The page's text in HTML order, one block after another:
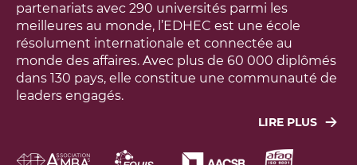
partenariats avec 290 universités parmi les
meilleures au monde, l’EDHEC est une école
résolument internationale et connectée au
monde des affaires. Avec plus de 60 000 diplômés
dans 130 pays, elle constitue une communauté de
leaders engagés.
LIRE PLUS
aux grands défis économiques, sociaux,